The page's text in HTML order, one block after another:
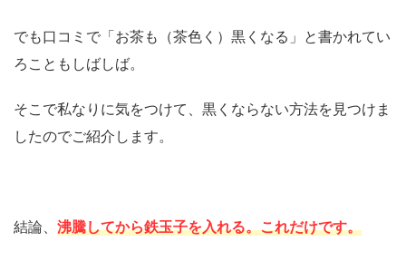
でも口コミで「お茶も（茶色く）黒くなる」と書かれてい
ろこともしばしば。
そこで私なりに気をつけて、黒くならない方法を見つけま
したのでご紹介します。
結論、 沸騰してから鉄玉子を入れる。これだけです。